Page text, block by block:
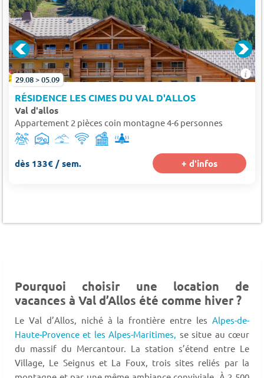
29.08 > 05.09
RÉSIDENCE LES CIMES DU VAL D'ALLOS
Val d'allos
Appartement 2 pièces coin montagne 4-6 personnes
dès 133€ / sem. + d'infos
Pourquoi choisir une location de
vacances à Val d’Allos été comme hiver ?
Le Val d’Allos, niché à la frontière entre les Alpes-de-
Haute-Provence et les Alpes-Maritimes, se situe au cœur
du massif du Mercantour. La station s’étend entre Le
Village, Le Seignus et La Foux, trois sites reliés par la